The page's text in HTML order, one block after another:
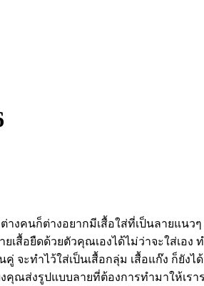
งคนก็ต่างอยากมีเสื้อใส่ที่เป็นลายแน
เสื้อยืดด้วยตัวคุณเองได้ไม่ว่าจะใส่เ
จะทำไว้ใส่เป็นเสื้อกลุ่ม เสื้อแก๊ง ก็ยั
คุณส่งรูปแบบลายที่ต้องการทำมาให้เ